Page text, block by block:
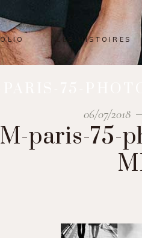
LES HISTOIRES
06/07/2018
paris-75-